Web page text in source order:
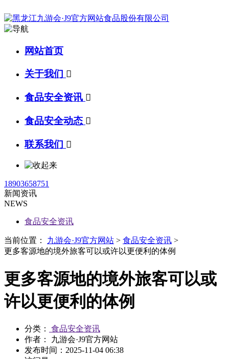
网站首页
关于我们 
食品安全资讯 
食品安全动态 
联系我们 
18903658751
新闻资讯
NEWS
食品安全资讯
当前位置： 九游会·J9官方网站 > 食品安全资讯 >
更多客源地的境外旅客可以或许以更便利的体例
更多客源地的境外旅客可以或
许以更便利的体例
分类：
食品安全资讯
作者： 九游会·J9官方网站
发布时间： 2025-11-04 06:38